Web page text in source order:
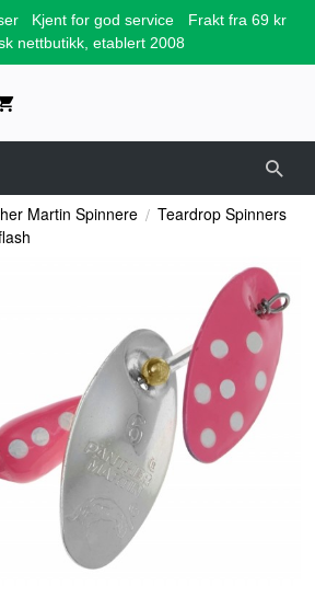
Kjent for god service
Frakt fra 69 kr
nettbutikk, etablert 2008
Martin Spinnere
Teardrop Spinners